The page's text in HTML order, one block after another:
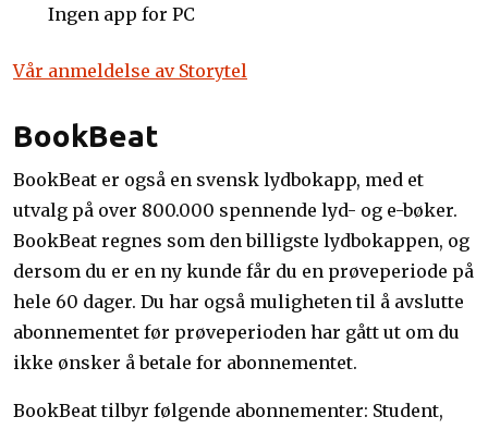
Ingen app for PC
Vår anmeldelse av Storytel
BookBeat
BookBeat er også en svensk lydbokapp, med et
utvalg på over 800.000 spennende lyd- og e-bøker.
BookBeat regnes som den billigste lydbokappen, og
dersom du er en ny kunde får du en prøveperiode på
hele 60 dager. Du har også muligheten til å avslutte
abonnementet før prøveperioden har gått ut om du
ikke ønsker å betale for abonnementet.
BookBeat tilbyr følgende abonnementer: Student,